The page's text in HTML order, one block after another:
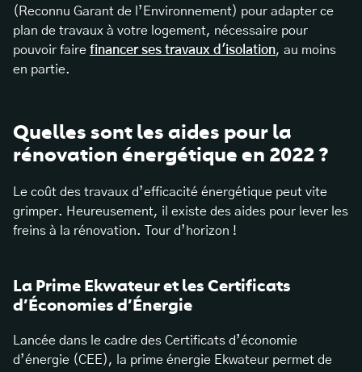
(Reconnu Garant de l’Environnement) pour adapter ce
plan de travaux à votre logement, nécessaire pour
pouvoir faire financer ses travaux d'isolation, au moins
en partie.
Quelles sont les aides pour la
rénovation énergétique en 2022 ?
Le coût des travaux d’efficacité énergétique peut vite
grimper. Heureusement, il existe des aides pour lever les
freins à la rénovation. Tour d’horizon !
La Prime Ekwateur et les Certificats
d’Économies d’Énergie
Lancée dans le cadre des Certificats d’économie
d’énergie (CEE), la prime énergie Ekwateur permet de